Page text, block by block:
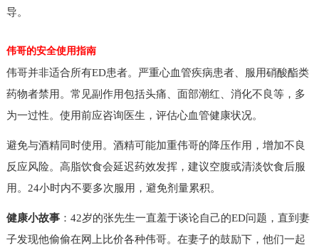
导。
伟哥的安全使用指南
伟哥并非适合所有ED患者。严重心血管疾病患者、服用硝酸酯类
药物者禁用。常见副作用包括头痛、面部潮红、消化不良等，多
为一过性。使用前应咨询医生，评估心血管健康状况。
避免与酒精同时使用。酒精可能加重伟哥的降压作用，增加不良
反应风险。高脂饮食会延迟药效发挥，建议空腹或清淡饮食后服
用。24小时内不要多次服用，避免剂量累积。
健康小故事：42岁的张先生一直羞于谈论自己的ED问题，直到妻
子发现他偷偷在网上比价各种伟哥。在妻子的鼓励下，他们一起